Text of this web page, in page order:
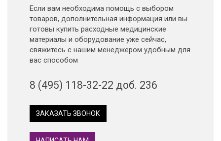
Если вам необходима помощь с выбором
товаров, дополнительная информация или вы
готовы купить расходные медицинские
материалы и оборудование уже сейчас,
свяжитесь с нашим менеджером удобным для
вас способом
8 (495) 118-32-22 доб. 236
ЗАКАЗАТЬ ЗВОНОК